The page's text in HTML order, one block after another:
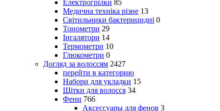
Електрогрілки 85
Медична техніка різне 13
Світильники бактерицидні 0
Тонометри 29
Інгалятори 14
Термометри 10
Глюкометри 0
Догляд за волоссям 2427
перейти в категорию
Набори для укладки 15
Щітки для волосся 34
Фени 766
Аксессуары для фенов 3